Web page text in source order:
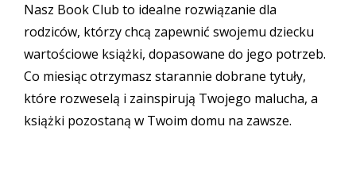
Nasz Book Club to idealne rozwiązanie dla
rodziców, którzy chcą zapewnić swojemu dziecku
wartościowe książki, dopasowane do jego potrzeb.
Co miesiąc otrzymasz starannie dobrane tytuły,
które rozweselą i zainspirują Twojego malucha, a
książki pozostaną w Twoim domu na zawsze.